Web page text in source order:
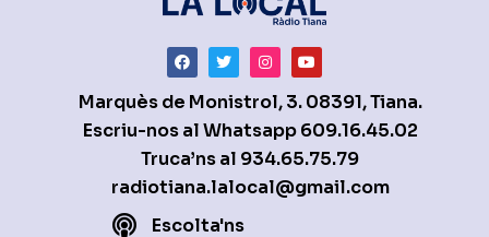
Marquès de Monistrol, 3. 08391, Tiana.
Escriu-nos al Whatsapp609.16.45.02
Truca’ns al 934.65.75.79
radiotiana.lalocal@gmail.com
Escolta'ns